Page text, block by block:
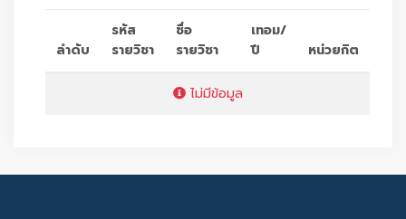
ลำดับ
รหัส
รายวิชา
ชื่อ
รายวิชา
เทอม/
ปี
หน่วยกิต
ไม่มีข้อมูล